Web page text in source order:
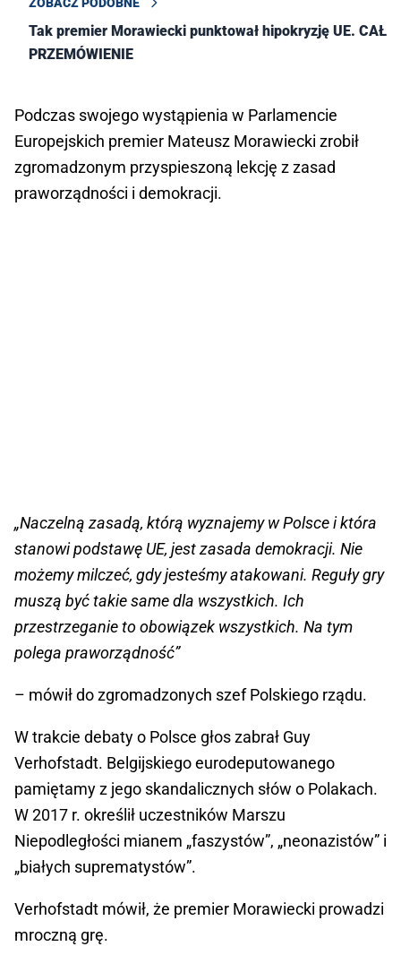
ZOBACZ PODOBNE
Tak premier Morawiecki punktował hipokryzję UE. CAŁE
PRZEMÓWIENIE
Podczas swojego wystąpienia w Parlamencie
Europejskich premier Mateusz Morawiecki zrobił
zgromadzonym przyspieszoną lekcję z zasad
praworządności i demokracji.
„Naczelną zasadą, którą wyznajemy w Polsce i która
stanowi podstawę UE, jest zasada demokracji. Nie
możemy milczeć, gdy jesteśmy atakowani. Reguły gry
muszą być takie same dla wszystkich. Ich
przestrzeganie to obowiązek wszystkich. Na tym
polega praworządność”
– mówił do zgromadzonych szef Polskiego rządu.
W trakcie debaty o Polsce głos zabrał Guy
Verhofstadt. Belgijskiego eurodeputowanego
pamiętamy z jego skandalicznych słów o Polakach.
W 2017 r. określił uczestników Marszu
Niepodległości mianem „faszystów”, „neonazistów” i
„białych suprematystów”.
Verhofstadt mówił, że premier Morawiecki prowadzi
mroczną grę.